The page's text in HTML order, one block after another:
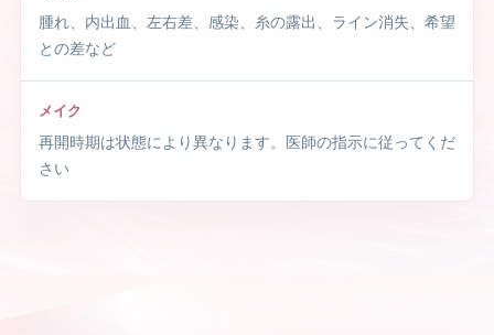
腫れ、内出血、左右差、感染、糸の露出、ライン消失、希望
との差など
メイク
再開時期は状態により異なります。医師の指示に従ってくだ
さい